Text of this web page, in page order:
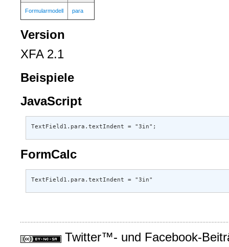
Formularmodell para
Version
XFA 2.1
Beispiele
JavaScript
TextField1.para.textIndent = "3in";
FormCalc
TextField1.para.textIndent = "3in"
Twitter™- und Facebook-